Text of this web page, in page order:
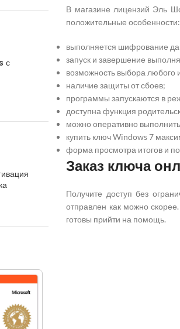
с
В магазине лицензий Эль
положительные особенности:
выполняется шифрование
запуск и завершение
возможность выбора любого
наличие защиты от сбоев;
программы запускаются в
доступна функция
можно оперативно
купить ключ Windows 7
форма просмотра итогов и
Заказ ключа
Получите доступ без
отправлен как можно
готовы прийти на помощь.